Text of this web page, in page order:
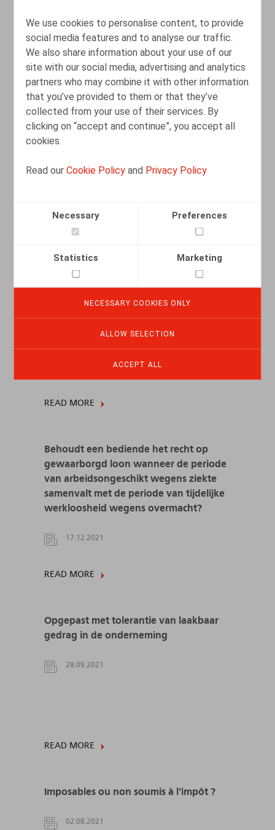
We use cookies to personalise content, to provide
social media features and to analyse our traffic.
We also share information about your use of our
site with our social media, advertising and analytics
partners who may combine it with other information
that you’ve provided to them or that they’ve
collected from your use of their services. By
clicking on “accept and continue”, you accept all
cookies.
Read ourCookie Policy and Privacy Policy
Necessary Preferences
Statistics Marketing
NECESSARY COOKIES ONLY
ALLOW SELECTION
ACCEPT ALL
Tewerkstelling buitenlandse
werknemers
21.02.2023
READ MORE
Inhouding van gewaarborgd loon bij
melding van arbeidsongeschiktheid
READ MORE
Behoudt een bediende het recht op
gewaarborgd loon wanneer de periode
van arbeidsongeschikt wegens ziekte
samenvalt met de periode van tijdelijke
werkloosheid wegens overmacht?
17.12.2021
READ MORE
Opgepast met tolerantie van laakbaar
gedrag in de onderneming
28.09.2021
READ MORE
Imposables ou non soumis à l’impôt ?
02.08.2021